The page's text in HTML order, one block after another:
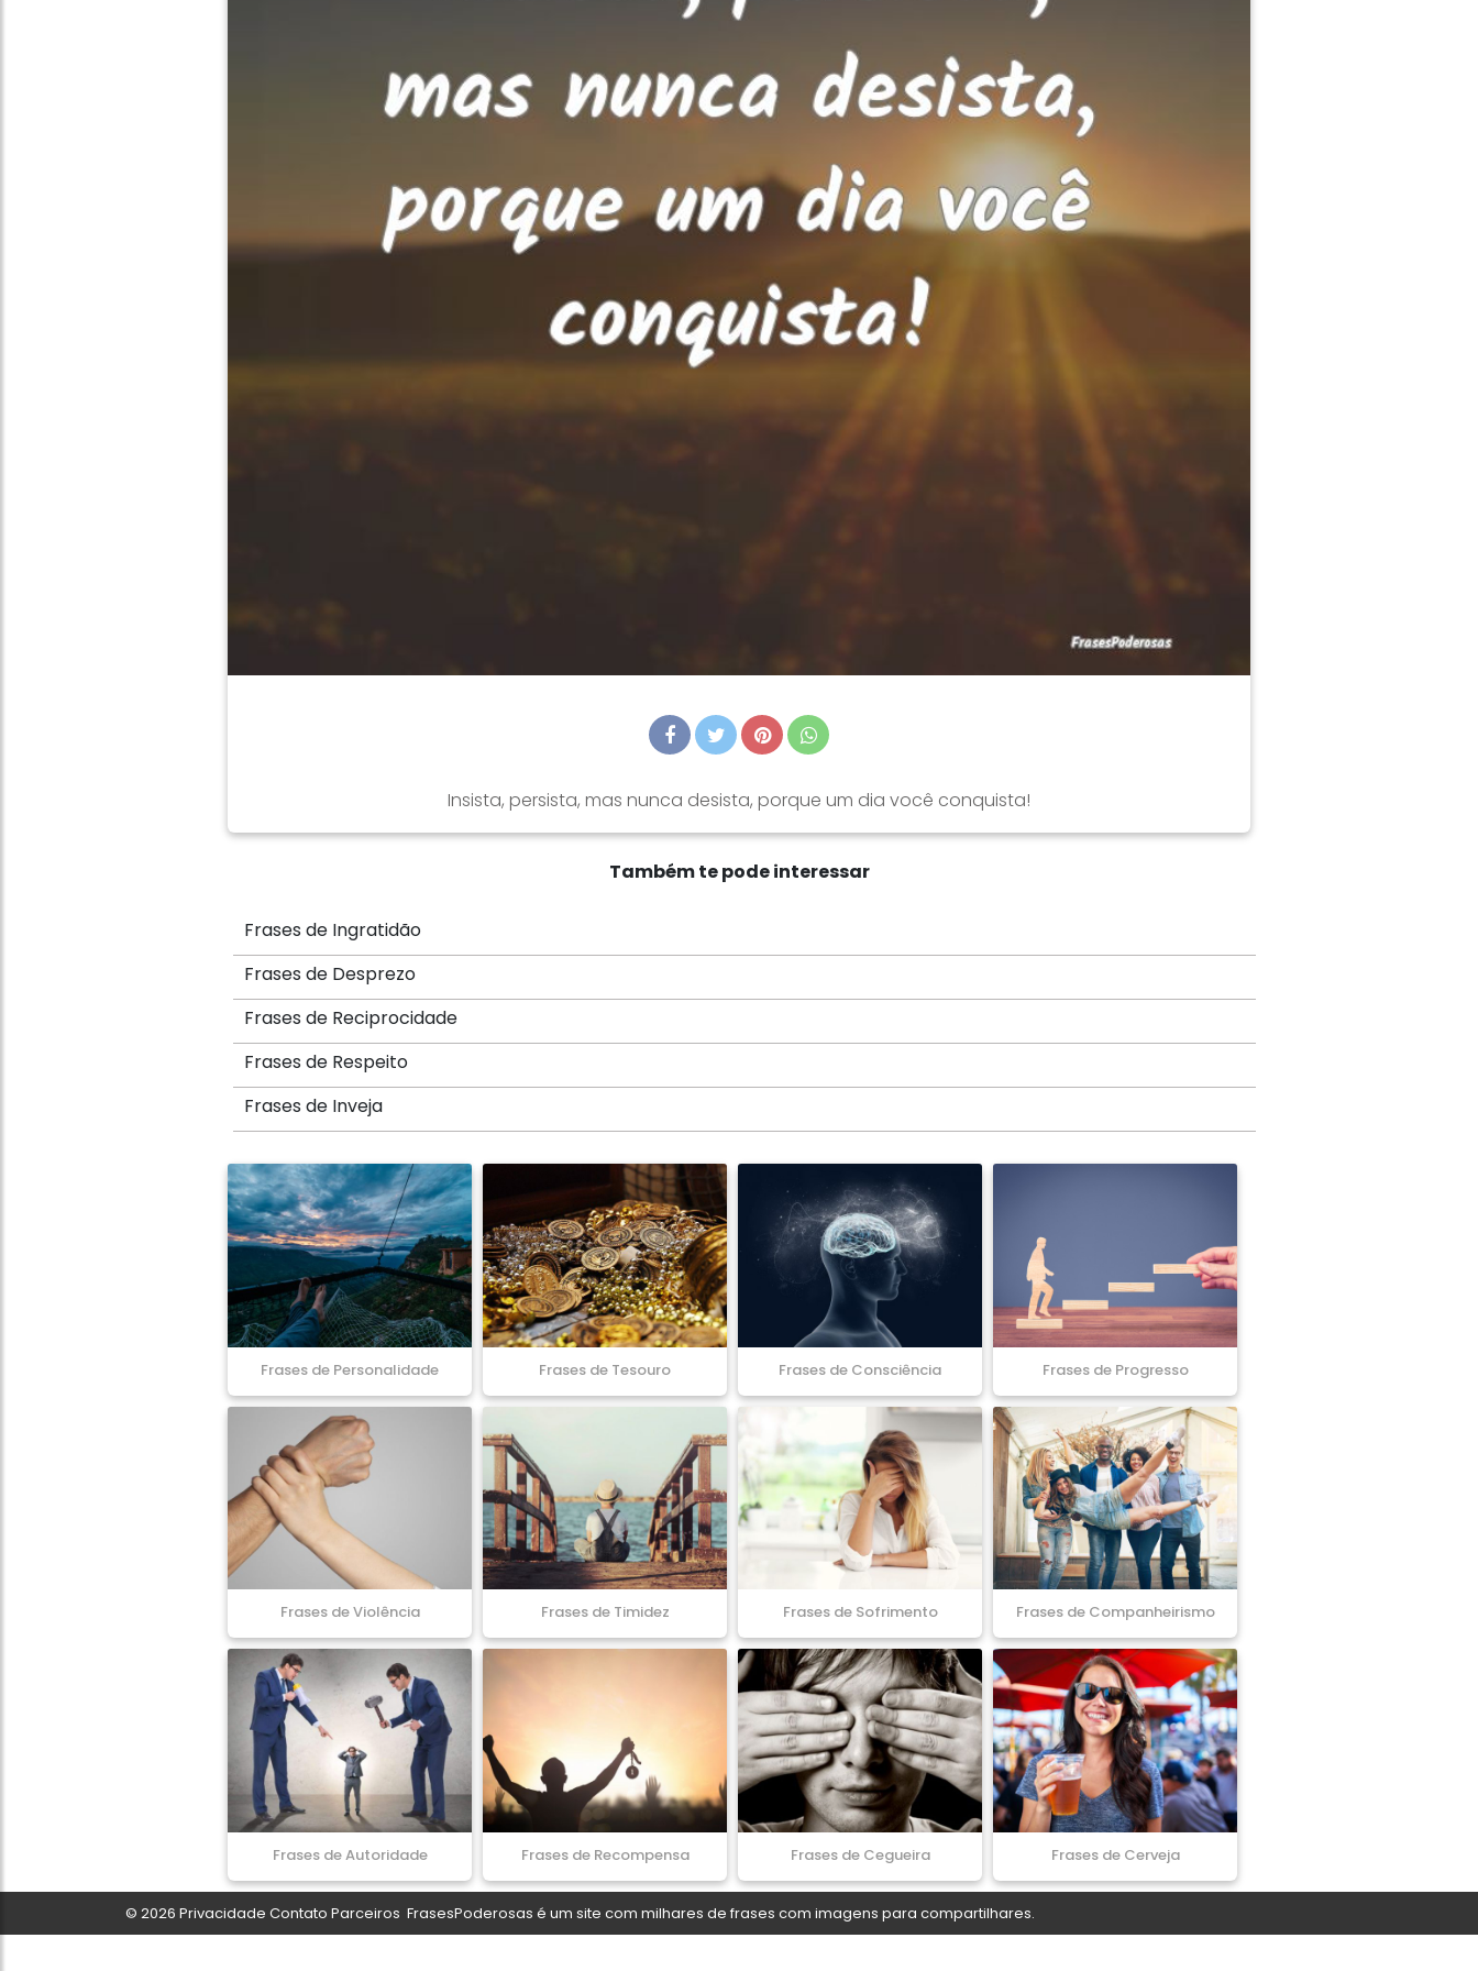
Insista, persista, mas nunca desista, porque um dia você conquista!
Também te pode interessar
Frases de Ingratidão
Frases de Desprezo
Frases de Reciprocidade
Frases de Respeito
Frases de Inveja
Frases de Personalidade Frases de Tesouro Frases de Consciência Frases de Progresso
Frases de Violência Frases de Timidez Frases de Sofrimento Frases de Companheirismo
Frases de Autoridade Frases de Recompensa Frases de Cegueira Frases de Cerveja
© 2026 Privacidade Contato Parceiros FrasesPoderosas é um site com milhares de frases com imagens para compartilhares.